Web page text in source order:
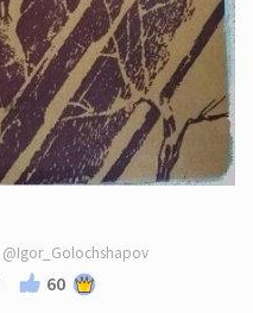
@Igor_Golochshapov
60